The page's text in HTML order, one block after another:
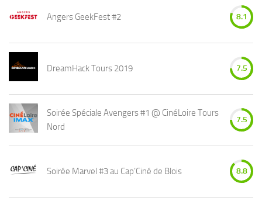
Angers GeekFest #2 8.1
DreamHack Tours 2019 7.5
Soirée Spéciale Avengers #1 @ CinéLoire Tours
Nord
7.5
Soirée Marvel #3 au Cap’Ciné de Blois 8.8